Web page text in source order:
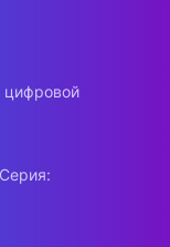
цифровой